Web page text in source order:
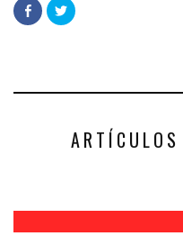
Haz
clic
para
en
Haz
clic
en